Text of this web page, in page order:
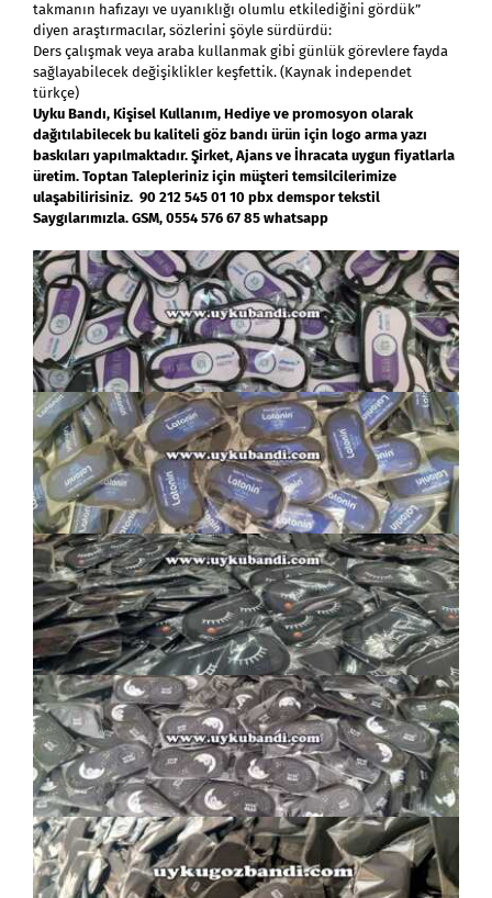
takmanın hafızayı ve uyanıklığı olumlu etkilediğini gördük”
diyen araştırmacılar, sözlerini şöyle sürdürdü:
Ders çalışmak veya araba kullanmak gibi günlük görevlere fayda
sağlayabilecek değişiklikler keşfettik. (Kaynak independet
türkçe)
Uyku Bandı, Kişisel Kullanım, Hediye ve promosyon olarak
dağıtılabilecek bu kaliteli göz bandı ürün için logo arma yazı
baskıları yapılmaktadır. Şirket, Ajans ve İhracata uygun fiyatlarla
üretim. Toptan Talepleriniz için müşteri temsilcilerimize
ulaşabilirisiniz. 90 212 545 01 10 pbx demspor tekstil
Saygılarımızla. GSM, 0554 576 67 85 whatsapp